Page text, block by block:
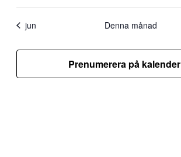
jun Denna månad
Prenumerera på kalender